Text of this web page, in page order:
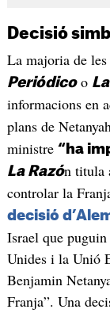
Decisió
La majoria de les
Periódicoo
informacions en
plans de
ministre “ha
La Razón titula
controlar la
decisió
Israel que
Unides i la Unió
Benjamin
Franja”. Una